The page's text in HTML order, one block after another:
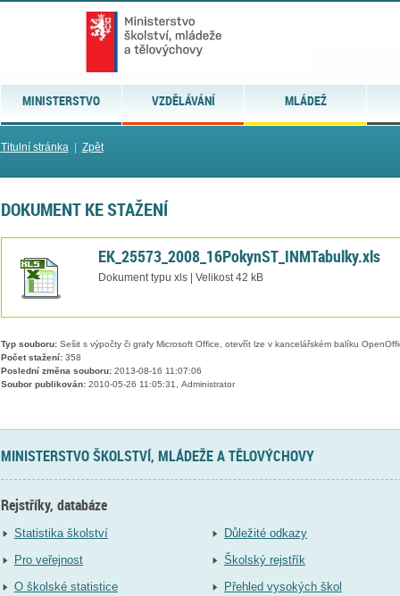
MINISTERSTVO VZDĚLÁVÁNÍ MLÁDEŽ
Titulní stránka| Zpět
DOKUMENT KE STAŽENÍ
EK_25573_2008_16PokynST_INMTabulky.xls
Dokument typu xls | Velikost 42 kB
Typ souboru:Sešit s výpočty či grafy Microsoft Office, otevřít lze v kancelářském balíku
Počet stažení:358
Poslední změna souboru:2013-08-16 11:07:06
Soubor publikován:2010-05-26 11:05:31, Administrator
MINISTERSTVO ŠKOLSTVÍ, MLÁDEŽE A TĚLOVÝCHOVY
Rejstříky, databáze
Statistika školství
Pro veřejnost
O školské statistice
Důležité odkazy
Školský rejstřík
Přehled vysokých škol